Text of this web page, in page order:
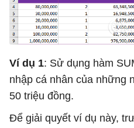
Ví dụ 1: Sử dụng hàm
nhập cá nhân của những
50 triệu đồng.
Để giải quyết ví dụ này,